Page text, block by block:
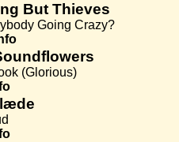
But Thieves
Going Crazy?
(Glorious)